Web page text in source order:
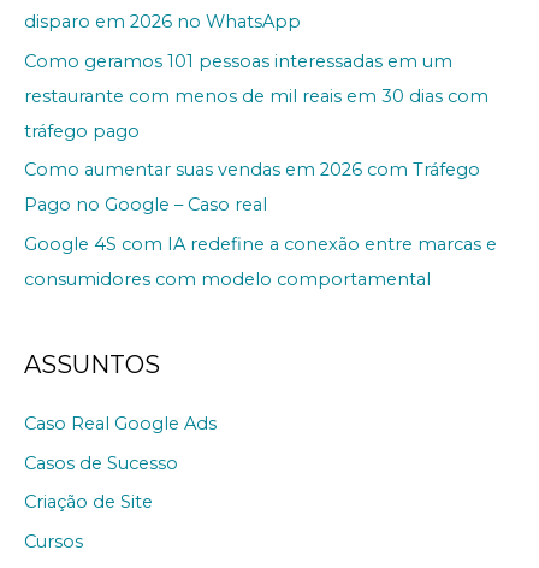
disparo em 2026 no WhatsApp
Como geramos 101 pessoas interessadas em um
restaurante com menos de mil reais em 30 dias com
tráfego pago
Como aumentar suas vendas em 2026 com Tráfego
Pago no Google – Caso real
Google 4S com IA redefine a conexão entre marcas e
consumidores com modelo comportamental
ASSUNTOS
Caso Real Google Ads
Casos de Sucesso
Criação de Site
Cursos